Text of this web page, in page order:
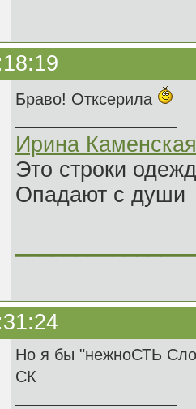
Браво! Отксерила
Ирина Каменская
Это строки
Опадают с души
Но я бы "нежноСТЬ
СК